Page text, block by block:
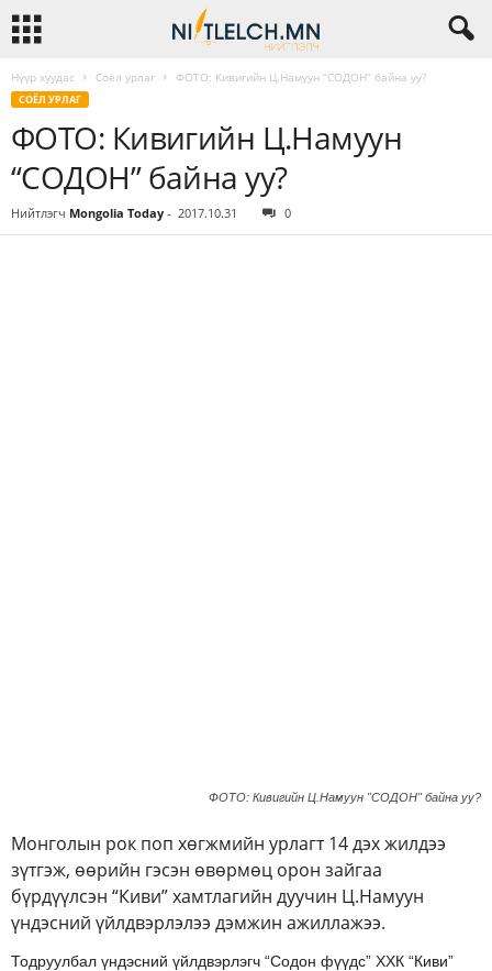
Нүүр хуудас Соёл урлаг ФОТО: Кивигийн Ц.Намуун “СОДОН” байна уу?
СОЁЛ УРЛАГ
ФОТО: Кивигийн Ц.Намуун
“СОДОН” байна уу?
Нийтлэгч Mongolia Today - 2017.10.31 0
ФОТО: Кивигийн Ц.Намуун "СОДОН" байна уу?
Монголын рок поп хөгжмийн урлагт 14 дэх жилдээ
зүтгэж, өөрийн гэсэн өвөрмөц орон зайгаа
бүрдүүлсэн “Киви” хамтлагийн дуучин Ц.Намуун
үндэсний үйлдвэрлэлээ дэмжин ажиллажээ.
Тодруулбал үндэсний үйлдвэрлэгч “Содон фүүдс” ХХК “Киви”